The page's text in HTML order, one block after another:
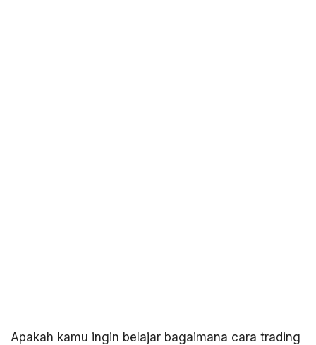
Apakah kamu ingin belajar bagaimana cara trading